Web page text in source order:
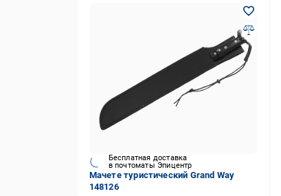
Бесплатная доставка
в почтоматы Эпицентр
Мачете туристический Grand Way
148126